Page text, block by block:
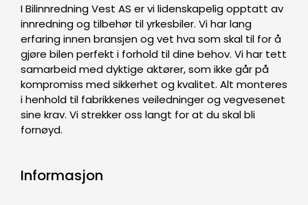
I Bilinnredning Vest AS er vi lidenskapelig opptatt av
innredning og tilbehør til yrkesbiler. Vi har lang
erfaring innen bransjen og vet hva som skal til for å
gjøre bilen perfekt i forhold til dine behov. Vi har tett
samarbeid med dyktige aktører, som ikke går på
kompromiss med sikkerhet og kvalitet. Alt monteres
i henhold til fabrikkenes veiledninger og vegvesenet
sine krav. Vi strekker oss langt for at du skal bli
fornøyd.
Informasjon